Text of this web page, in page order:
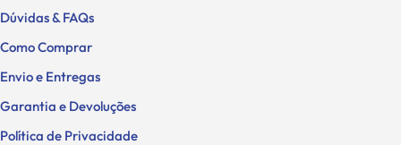
Dúvidas & FAQs
Como Comprar
Envio e Entregas
Garantia e Devoluções
Política de Privacidade